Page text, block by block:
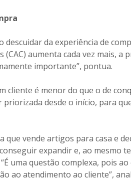
da experiência de
(CAC) aumenta cada vez mais, a
importante”, pontua.
cliente é menor do que o de
desde o início, para
que vende artigos para casa e
expandir e, ao mesmo
uma questão complexa, pois
ao atendimento ao cliente”,